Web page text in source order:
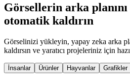
Görsellerin arka
otomatik kaldırın
Görselinizi yükleyin, yapay zeka arka
kaldırsın ve yaratıcı projeleriniz için
İnsanlar Ürünler Hayvanlar Grafikler